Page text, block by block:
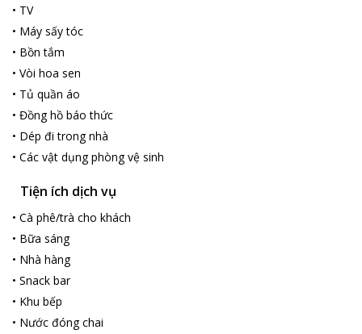
• TV
• Máy sấy tóc
• Bồn tắm
• Vòi hoa sen
• Tủ quần áo
• Đồng hồ báo thức
• Dép đi trong nhà
• Các vật dụng phòng vệ sinh
Tiện ích dịch vụ
• Cà phê/trà cho khách
• Bữa sáng
• Nhà hàng
• Snack bar
• Khu bếp
• Nước đóng chai